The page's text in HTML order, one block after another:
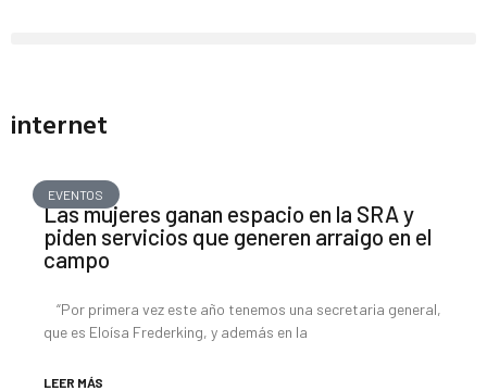
internet
EVENTOS
Las mujeres ganan espacio en la SRA y
piden servicios que generen arraigo en el
campo
“Por primera vez este año tenemos una secretaria general,
que es Eloísa Frederking, y además en la
LEER MÁS